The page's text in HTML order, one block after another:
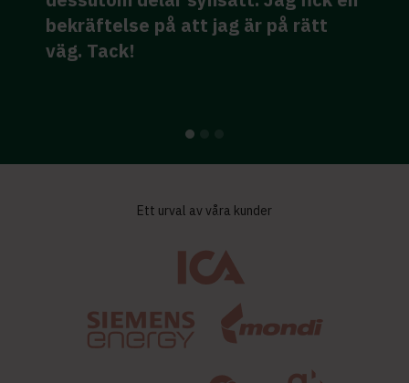
feedback, tips och trix
Stefan
Ett urval av våra kunder